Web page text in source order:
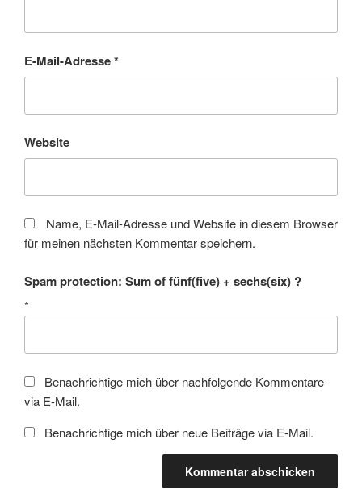
E-Mail-Adresse*
Website
Name, E-Mail-Adresse und Website in diesem Browser
für meinen nächsten Kommentar speichern.
Spam protection: Sum of fünf(five) + sechs(six) ?
*
Benachrichtige mich über nachfolgende Kommentare
via E-Mail.
Benachrichtige mich über neue Beiträge via E-Mail.